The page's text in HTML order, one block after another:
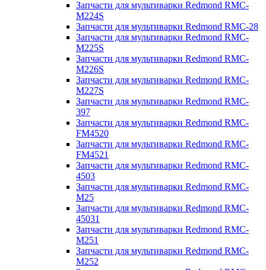
Запчасти для мультиварки Redmond RMC-
M224S
Запчасти для мультиварки Redmond RMC-28
Запчасти для мультиварки Redmond RMC-
M225S
Запчасти для мультиварки Redmond RMC-
M226S
Запчасти для мультиварки Redmond RMC-
M227S
Запчасти для мультиварки Redmond RMC-
397
Запчасти для мультиварки Redmond RMC-
FM4520
Запчасти для мультиварки Redmond RMC-
FM4521
Запчасти для мультиварки Redmond RMC-
4503
Запчасти для мультиварки Redmond RMC-
M25
Запчасти для мультиварки Redmond RMC-
45031
Запчасти для мультиварки Redmond RMC-
M251
Запчасти для мультиварки Redmond RMC-
M252